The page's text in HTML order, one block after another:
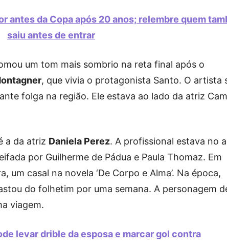
antes da Copa após 20 anos; relembre quem
saiu antes de entrar
um tom mais sombrio na reta final após o
, que vivia o protagonista Santo. O artista
folga na região. Ele estava ao lado da atriz
a da atriz Daniela Perez. A profissional estava no
por Guilherme de Pádua e Paula Thomaz. Em
um casal na novela ‘De Corpo e Alma’. Na época,
do folhetim por uma semana. A personagem
viagem.
levar drible da esposa e marcar gol contra